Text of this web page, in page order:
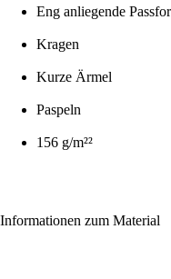
Eng anliegende
Kragen
Kurze Ärmel
Paspeln
156 g/m²²
Informationen zum Material